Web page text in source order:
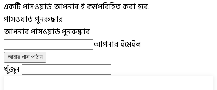
একটি পাসওয়ার্ড আপনার ই কর্মপরিহিত করা হবে.
পাসওয়ার্ড পুনরুদ্ধার
আপনার পাসওয়ার্ড পুনরুদ্ধার
আপনার ইমেইল
খুঁজুন